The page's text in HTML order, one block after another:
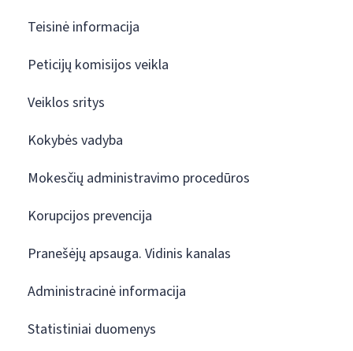
Teisinė informacija
Peticijų komisijos veikla
Veiklos sritys
Kokybės vadyba
Mokesčių administravimo procedūros
Korupcijos prevencija
Pranešėjų apsauga. Vidinis kanalas
Administracinė informacija
Statistiniai duomenys